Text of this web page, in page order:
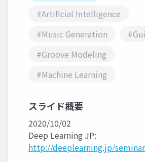
#Artificial Intelligence
#Music Generation
#Groove Modeling
#Machine Learning
スライド概要
2020/10/02
Deep Learning JP:
http://deeplearning.jp/